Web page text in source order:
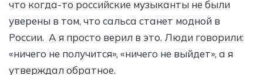
что когда-то российские музыканты не были
уверены в том, что сальса станет модной в
России. А я просто верил в это. Люди говорили:
«ничего не получится», «ничего не выйдет», а я
утверждал обратное.